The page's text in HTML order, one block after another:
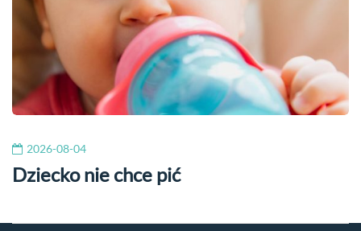
2026-08-04
Dziecko nie chce pić